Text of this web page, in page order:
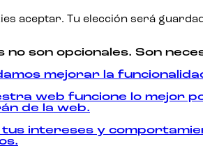
aceptar. Tu elección será
no son opcionales. Son
mejorar la
web funcione lo mejor
de la web.
intereses y